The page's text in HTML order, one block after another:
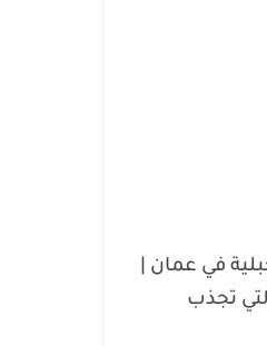
في عمان |
تجذب